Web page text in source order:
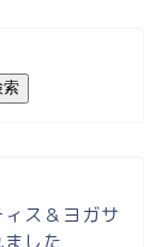
索
ス＆ヨガサ
した
内